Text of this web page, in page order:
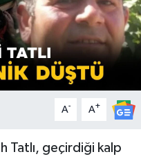
A- A+
Tatlı, geçirdiği kalp